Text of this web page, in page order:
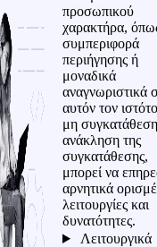
προσωπικού
χαρακτήρα,
συμπεριφορά
περιήγησης ή
μοναδικά
αναγνωριστικά
αυτόν τον
μη
ανάκληση της
συγκατάθεσης,
μπορεί να
αρνητικά
λειτουργίες και
δυνατότητες.
Λειτουργικά